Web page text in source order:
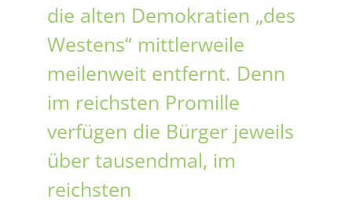
die alten Demokratien „des
Westens“ mittlerweile
meilenweit entfernt. Denn
im reichsten Promille
verfügen die Bürger jeweils
über tausendmal, im
reichsten